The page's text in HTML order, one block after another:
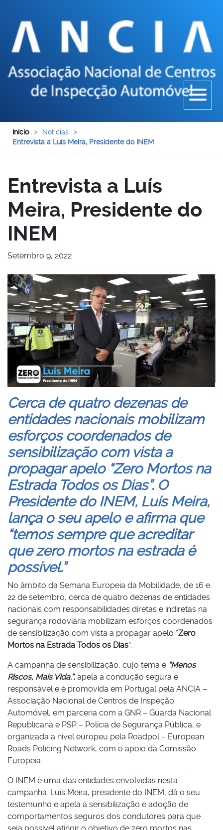
Início > Noticias
>
Entrevista a Luís Meira, Presidente do INEM
Entrevista a Luís
Meira, Presidente do
INEM
Setembro 9, 2022
Cerca de quatro dezenas de
entidades nacionais mobilizam
esforços coordenados de
sensibilização com vista a
propagar apelo “Zero Mortos na
Estrada Todos os Dias”. O
Presidente do INEM, Luís Meira,
lança o seu apelo e afirma que
“temos sempre que acreditar
que zero mortos na estrada é
possível.”
No âmbito da Semana Europeia da Mobilidade, de 16 e
22 de setembro, cerca de quatro dezenas de entidades
nacionais com responsabilidades diretas e indiretas na
segurança rodoviária mobilizam esforços coordenados
de sensibilização com vista a propagar apelo “Zero
Mortos na Estrada Todos os Dias”.
A campanha de sensibilização, cujo tema é “Menos
Riscos, Mais Vida.”, apela a condução segura e
responsável e é promovida em Portugal pela ANCIA –
Associação Nacional de Centros de Inspeção
Automóvel, em parceria com a GNR – Guarda Nacional
Republicana e PSP – Polícia de Segurança Pública, e
organizada a nível europeu pela Roadpol – European
Roads Policing Network, com o apoio da Comissão
Europeia.
O INEM é uma das entidades envolvidas nesta
campanha. Luís Meira, presidente do INEM, dá o seu
testemunho e apela á sensibilização e adoção de
comportamentos seguros dos condutores para que